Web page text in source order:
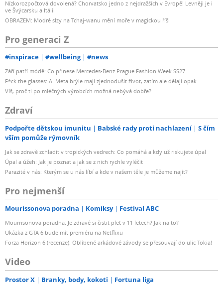
Nízkorozpočtová dovolená? Chorvatsko jedno z nejdražších v Evropě! Levněji je i
ve Švýcarsku a Itálii
OBRAZEM: Modré slzy na Tchaj-wanu mění moře v magickou říši
Pro generaci Z
#inspirace #wellbeing #news
Září patří módě: Co přinese Mercedes-Benz Prague Fashion Week SS27
F*ck the glasses: AI Meta brýle mají zjednodušit život, zatím ale dělají opak
Víš, proč ti po mléčných výrobcích možná nebývá dobře?
Zdraví
Podpořte dětskou imunitu Babské rady proti nachlazení
S čím
vším pomůže rýmovník
Jak se zdravě zchladit v tropických vedrech: Co pomáhá a kdy už riskujete úpal
Úpal a úžeh: Jak je poznat a jak se z nich rychle vyléčit
Parazité v nás: Kterým se u nás líbí a kde v našem těle je můžeme najít?
Pro nejmenší
Mourissonova poradna Komiksy Festival ABC
Mourrisonova poradna: Je zdravé si čistit pleť v 11 letech? Jak na to?
Ukázka z GTA 6 bude mít premiéru na Netflixu
Forza Horizon 6 (recenze): Oblíbené arkádové závody se přesouvají do ulic Tokia!
Video
Prostor X Branky, body, kokoti Fortuna liga